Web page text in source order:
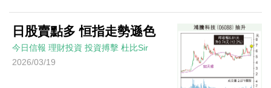
日股賣點多 恒指走勢遜色
今日信報 理財投資 投資搏擊 杜比Sir
2026/03/19